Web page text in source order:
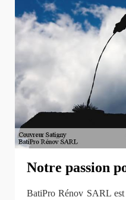
Notre passion
BatiPro Rénov SARL